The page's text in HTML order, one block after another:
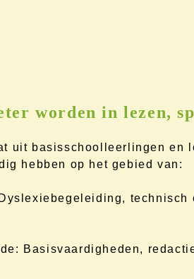
worden in lezen,
uit basisschoolleerlingen en
hebben op het gebied van:
technisch
Basisvaardigheden,